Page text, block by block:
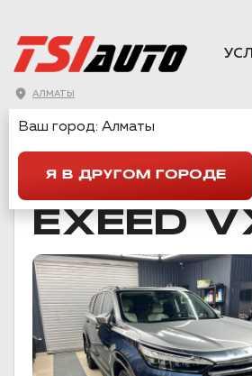
АЛМАТЫ
ГЛАВНАЯ → CHERY →
EXEED
Ваш город: Алматы
Я В ДРУГОМ ГОРОДЕ